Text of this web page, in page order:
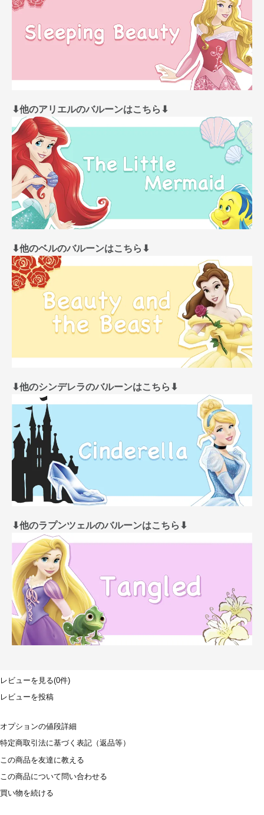
⬇︎他のアリエルのバルーンはこちら⬇︎
⬇︎他のベルのバルーンはこちら⬇︎
⬇︎他のシンデレラのバルーンはこちら⬇︎
⬇︎他のラプンツェルのバルーンはこちら⬇︎
レビューを見る(0件)
レビューを投稿
オプションの値段詳細
特定商取引法に基づく表記（返品等）
この商品を友達に教える
この商品について問い合わせる
買い物を続ける